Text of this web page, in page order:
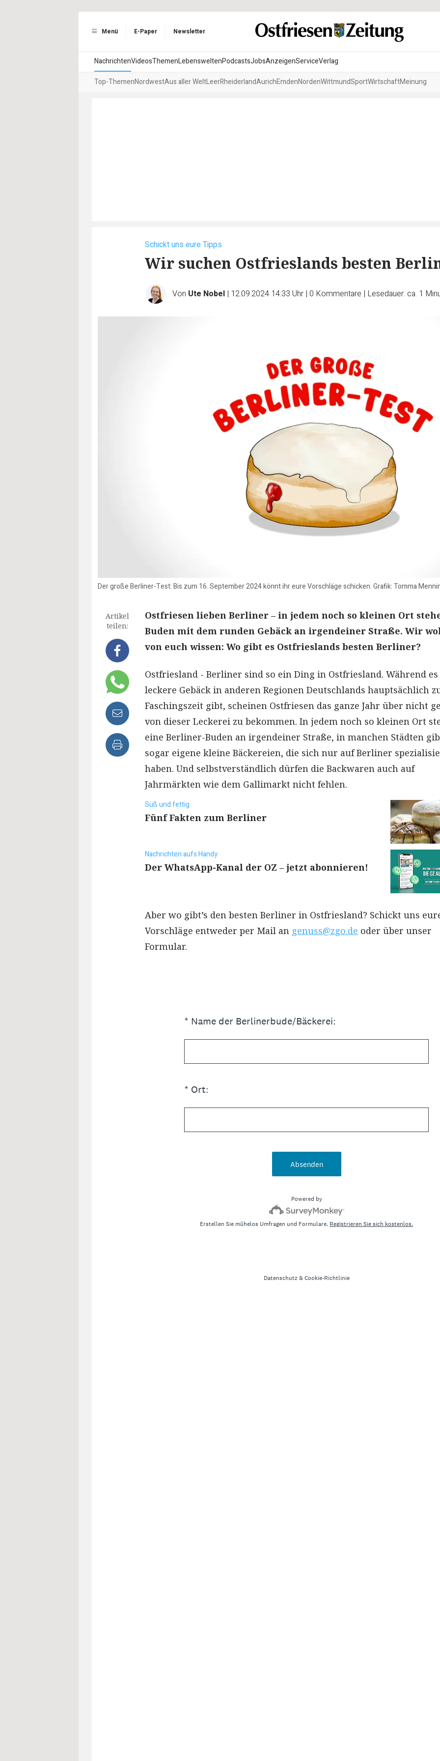
Menü E-Paper Newsletter
NachrichtenVideosThemenLebensweltenPodcastsJobsAnzeigenServiceVerlag
Top-ThemenNordwestAus aller WeltLeerRheiderlandAurichEmdenNordenWittmundSportWirtschaftMeinung
Schickt uns eure Tipps
Wir suchen Ostfrieslands besten
Von Ute Nobel | 12.09.2024 14:33 Uhr | 0 Kommentare | Lesedauer: ca. 1
Der große Berliner-Test: Bis zum 16. September 2024 könnt ihr eure Vorschläge schicken. Grafik: Tomma
Artikel
teilen:
Ostfriesen lieben Berliner – in jedem noch so kleinen Ort
Buden mit dem runden Gebäck an irgendeiner Straße. Wir
von euch wissen: Wo gibt es Ostfrieslands besten Berliner?
Ostfriesland - Berliner sind so ein Ding in Ostfriesland. Während es
leckere Gebäck in anderen Regionen Deutschlands hauptsächlich
Faschingszeit gibt, scheinen Ostfriesen das ganze Jahr über nicht
von dieser Leckerei zu bekommen. In jedem noch so kleinen Ort
eine Berliner-Buden an irgendeiner Straße, in manchen Städten
sogar eigene kleine Bäckereien, die sich nur auf Berliner
haben. Und selbstverständlich dürfen die Backwaren auch auf
Jahrmärkten wie dem Gallimarkt nicht fehlen.
Süß und fettig
Fünf Fakten zum Berliner
Nachrichten aufs Handy
Der WhatsApp-Kanal der OZ – jetzt abonnieren!
Aber wo gibt’s den besten Berliner in Ostfriesland? Schickt uns
Vorschläge entweder per Mail an genuss@zgo.de oder über unser
Formular.